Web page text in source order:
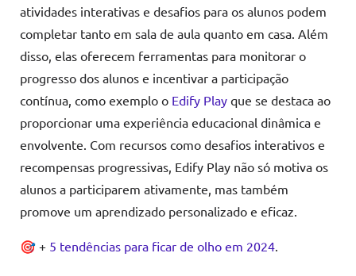
atividades interativas e desafios para os alunos podem
completar tanto em sala de aula quanto em casa. Além
disso, elas oferecem ferramentas para monitorar o
progresso dos alunos e incentivar a participação
contínua, como exemplo o Edify Play que se destaca ao
proporcionar uma experiência educacional dinâmica e
envolvente. Com recursos como desafios interativos e
recompensas progressivas, Edify Play não só motiva os
alunos a participarem ativamente, mas também
promove um aprendizado personalizado e eficaz.
🎯 + 5 tendências para ficar de olho em 2024